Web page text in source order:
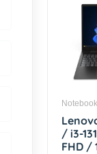
/ i3-
FHD /